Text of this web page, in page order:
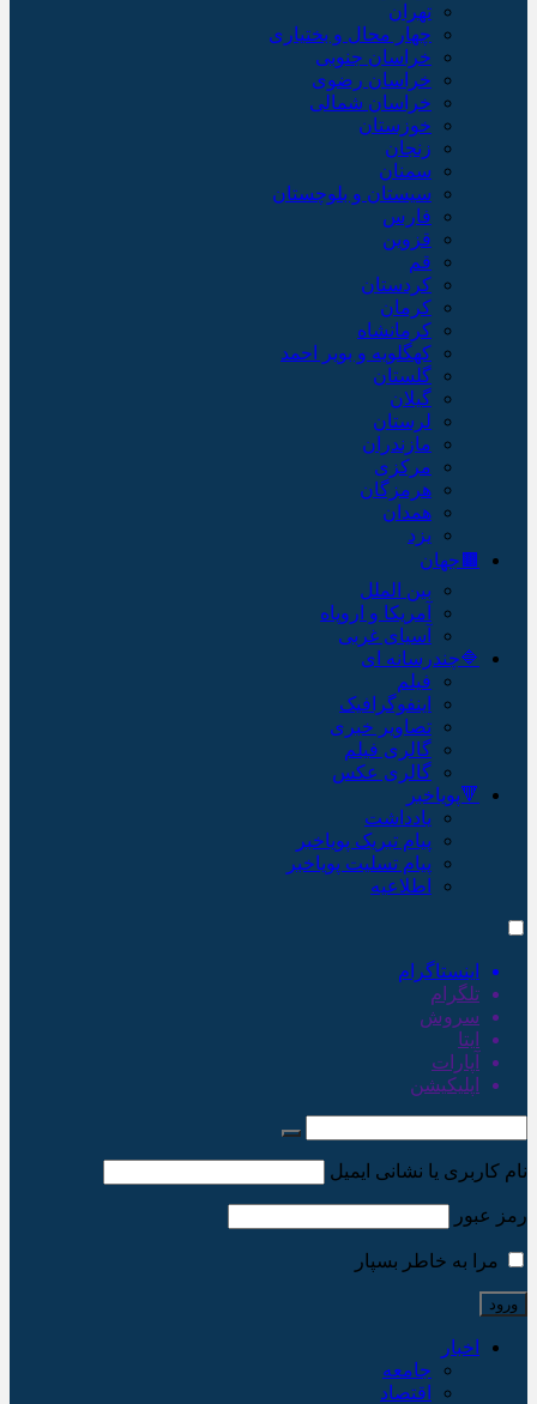
تهران
چهار محال و بختیاری
خراسان جنوبی
خراسان رضوی
خراسان شمالی
خوزستان
زنجان
سمنان
سیستان و بلوچستان
فارس
قزوین
قم
کردستان
کرمان
کرمانشاه
کهگلویه و بویر احمد
گلستان
گیلان
لرستان
مازندران
مرکزی
هرمزگان
همدان
یزد
🟫جهان
بین الملل
آمریکا و اروپاه
آسیای غربی
🔷چندرسانه ای
فیلم
اینفوگرافیک
تصاویر خبری
گالری فیلم
گالری عکس
🔻پویاخبر
یادداشت
پیام تبریک پویاخبر
پیام تسلیت پویاخبر
اطلاعیه
اینستاگرام
تلگرام
سروش
ایتا
آپارات
اپلیکیشن
نام کاربری یا نشانی ایمیل
رمز عبور
مرا به خاطر بسپار
اخبار
جامعه
اقتصاد